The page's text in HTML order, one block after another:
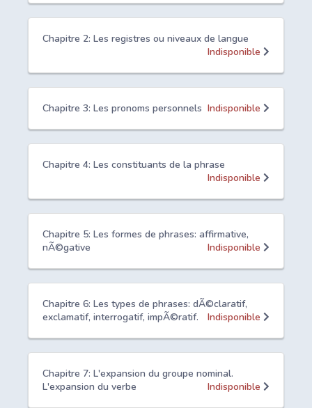
Chapitre 2: Les registres ou niveaux de langue
Indisponible
Chapitre 3: Les pronoms personnels Indisponible
Chapitre 4: Les constituants de la phrase
Indisponible
Chapitre 5: Les formes de phrases: affirmative,
nÃ©gative
Indisponible
Chapitre 6: Les types de phrases: dÃ©claratif,
exclamatif, interrogatif, impÃ©ratif.
Indisponible
Chapitre 7: L'expansion du groupe nominal.
L'expansion du verbe
Indisponible